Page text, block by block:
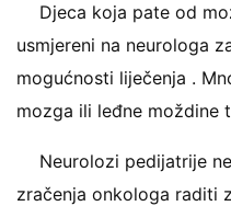
Djeca koja pate od
usmjereni na neurologa
mogućnosti liječenja .
mozga ili leđne moždine
Neurolozi pedijatrije
zračenja onkologa raditi